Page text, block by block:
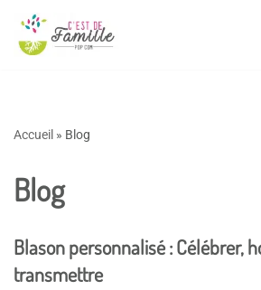
Aller
Accueil » Blog
Blog
Blason personnalisé : Célébrer,
transmettre